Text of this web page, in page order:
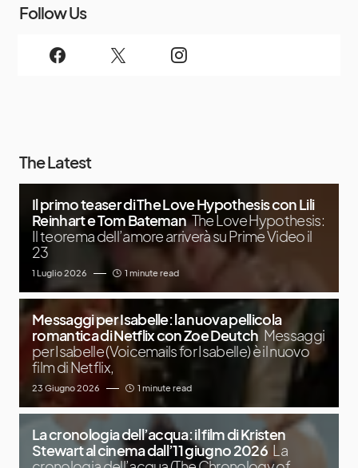
Follow Us
The Latest
Il primo teaser di The Love Hypothesis con Lili
Reinhart e Tom Bateman The Love Hypothesis:
Il teorema dell’amore arriverà su Prime Video il
23
1 Luglio 2026 1 minute read
Messaggi per Isabelle: la nuova pellicola
romantica di Netflix con Zoe Deutch Messaggi
per Isabelle (Voicemails for Isabelle) è il nuovo
film di Netflix,
23 Giugno 2026 1 minute read
La cronologia dell’acqua: il film di Kristen
Stewart al cinema dall’11 giugno 2026 La